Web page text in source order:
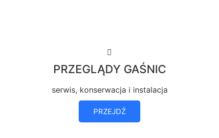
PRZEGLĄDY GAŚNIC
serwis, konserwacja i instalacja
PRZEJDŹ